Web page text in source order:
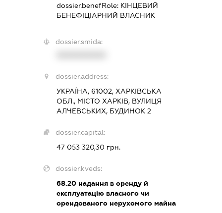
dossier.benefRole: КІНЦЕВИЙ
БЕНЕФІЦІАРНИЙ ВЛАСНИК
dossier.smida:
dossier.address:
УКРАЇНА, 61002, ХАРКІВСЬКА
ОБЛ., МІСТО ХАРКІВ, ВУЛИЦЯ
АЛЧЕВСЬКИХ, БУДИНОК 2
dossier.capital:
47 053 320,30 грн.
dossier.kveds:
68.20надання в оренду й
експлуатацію власного чи
орендованого нерухомого майна